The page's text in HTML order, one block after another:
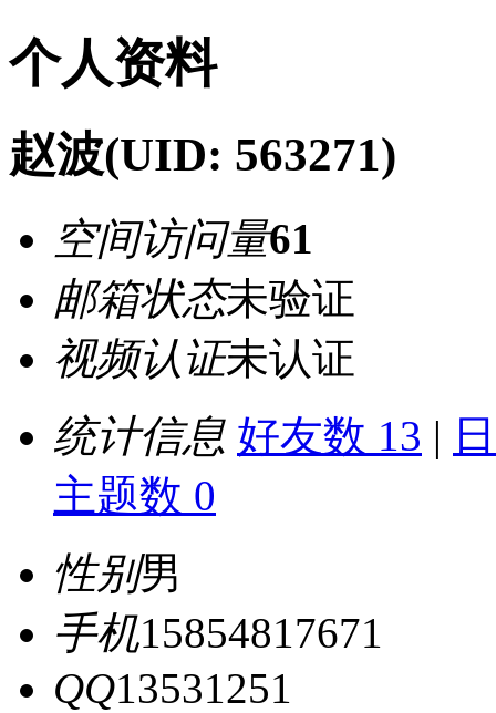
个人资料
赵波(UID: 563271)
空间访问量61
邮箱状态未验证
视频认证未认证
统计信息 好友数 13 |
主题数 0
性别男
手机15854817671
QQ13531251